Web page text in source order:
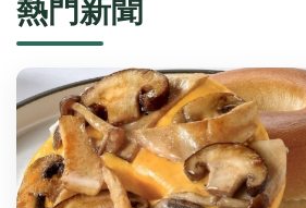
熱門新聞